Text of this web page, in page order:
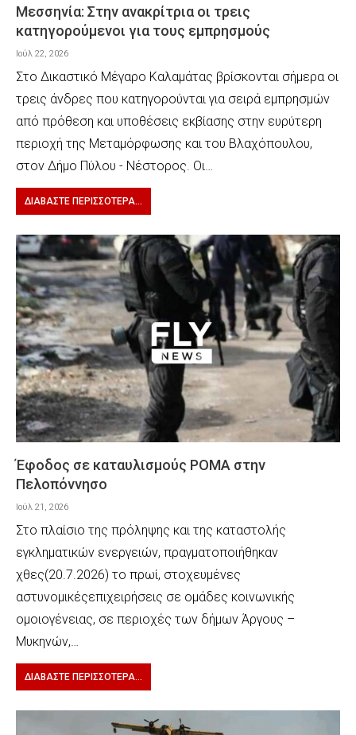
Μεσσηνία: Στην ανακρίτρια οι τρεις
κατηγορούμενοι για τους εμπρησμούς
Ιούλ 22, 2026
Στο Δικαστικό Μέγαρο Καλαμάτας βρίσκονται σήμερα οι
τρεις άνδρες που κατηγορούνται για σειρά εμπρησμών
από πρόθεση και υποθέσεις εκβίασης στην ευρύτερη
περιοχή της Μεταμόρφωσης και του Βλαχόπουλου,
στον Δήμο Πύλου - Νέστορος. Οι…
ΔΙΑΒΆΣΤΕ ΠΕΡΙΣΣΌΤΕΡΑ...
Έφοδος σε καταυλισμούς ΡΟΜΑ στην
Πελοπόννησο
Ιούλ 21, 2026
Στο πλαίσιο της πρόληψης και της καταστολής
εγκληματικών ενεργειών, πραγματοποιήθηκαν
χθες(20.7.2026) το πρωί, στοχευμένες
αστυνομικέςεπιχειρήσεις σε ομάδες κοινωνικής
ομοιογένειας, σε περιοχές των δήμων Άργους –
Μυκηνών,…
ΔΙΑΒΆΣΤΕ ΠΕΡΙΣΣΌΤΕΡΑ...